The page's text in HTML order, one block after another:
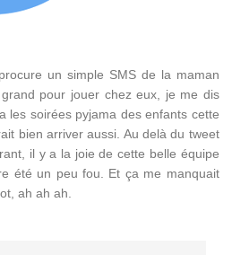
un simple SMS de la maman
pour jouer chez eux, je me dis
les soirées pyjama des enfants cette
bien arriver aussi. Au delà du tweet
il y a la joie de cette belle équipe
été un peu fou. Et ça me manquait
ah ah ah.